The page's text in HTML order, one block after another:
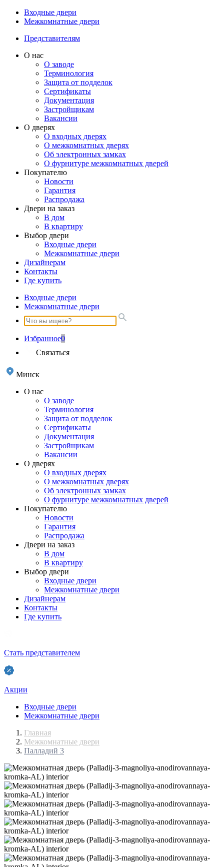
Входные двери
Межкомнатные двери
Представителям
О нас
О заводе
Терминология
Защита от подделок
Сертификаты
Документация
Застройщикам
Вакансии
О дверях
О входных дверях
О межкомнатных дверях
Об электронных замках
О фурнитуре межкомнатных дверей
Покупателю
Новости
Гарантия
Распродажа
Двери на заказ
В дом
В квартиру
Выбор двери
Входные двери
Межкомнатные двери
Дизайнерам
Контакты
Где купить
Входные двери
Межкомнатные двери
Избранное0
Связаться
Минск
О нас
О заводе
Терминология
Защита от подделок
Сертификаты
Документация
Застройщикам
Вакансии
О дверях
О входных дверях
О межкомнатных дверях
Об электронных замках
О фурнитуре межкомнатных дверей
Покупателю
Новости
Гарантия
Распродажа
Двери на заказ
В дом
В квартиру
Выбор двери
Входные двери
Межкомнатные двери
Дизайнерам
Контакты
Где купить
Стать представителем
Акции
Входные двери
Межкомнатные двери
Главная
Межкомнатные двери
Палладий 3